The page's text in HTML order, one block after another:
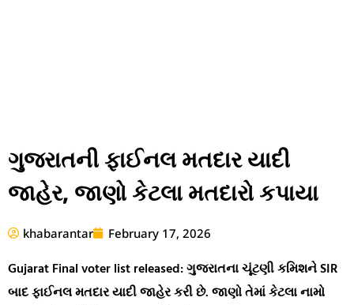
ગુજરાતની ફાઈનલ મતદાર યાદી
જાહેર, જાણો કેટલા મતદારો કપાયા
khabarantar February 17, 2026
Gujarat Final voter list released: ગુજરાતના ચૂંટણી કમિશને SIR
બાદ ફાઈનલ મતદાર યાદી જાહેર કરી છે. જાણો તેમાં કેટલા નામો